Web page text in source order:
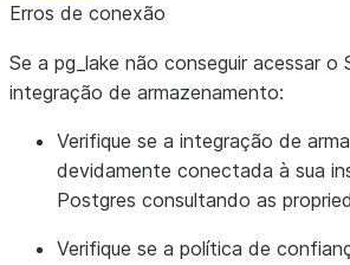
Erros de conexão
Se a pg_lake não conseguir acessar o
integração de armazenamento:
Verifique se a integração de
devidamente conectada à sua
Postgres consultando as
Verifique se a política de